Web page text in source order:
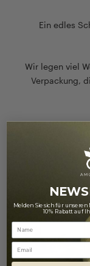
Ein edles
Wir legen viel
Verpackung,
Melden Sie sich für
10% Rabatt auf
Email